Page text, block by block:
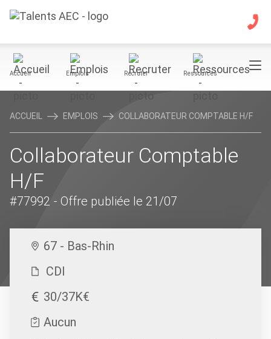
Accueil Emplois Recruter Ressources
ACCUEIL EMPLOIS COLLABORATEUR COMPTABLE H/F
Collaborateur Comptable
H/F
#77992 - Offre publiée le 21/07
67 - Bas-Rhin
CDI
30/37K€
Aucun